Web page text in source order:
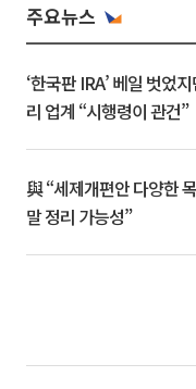
주요뉴스
‘한국판 IRA’ 베일 벗었
리 업계 “시행령이 관건”
與 “세제개편안 다양한
말 정리 가능성”